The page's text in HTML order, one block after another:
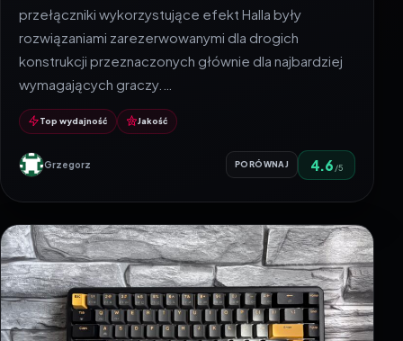
przełączniki wykorzystujące efekt Halla były
rozwiązaniami zarezerwowanymi dla drogich
konstrukcji przeznaczonych głównie dla najbardziej
wymagających graczy.…
Top wydajność Jakość
Grzegorz PORÓWNAJ 4.6 /5